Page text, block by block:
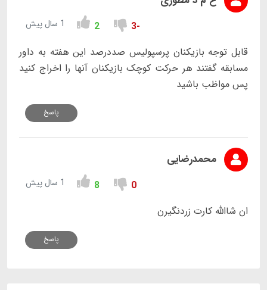
-3
2 1 سال پیش
قابل توجه بازیکنان پرسپولیس صددرصد این هفته به داور
مسابقه گفتند هر حرکت کوچک بازیکنان آنها را اخراج کنید
پس مواظب باشید
پاسخ
محمدرضایی
0
8 1 سال پیش
ان شاالله کارت زردنگیرن
پاسخ